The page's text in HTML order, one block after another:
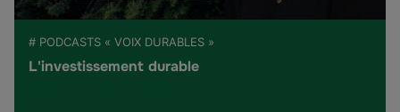
# PODCASTS « VOIX DURABLES »
L'investissement durable